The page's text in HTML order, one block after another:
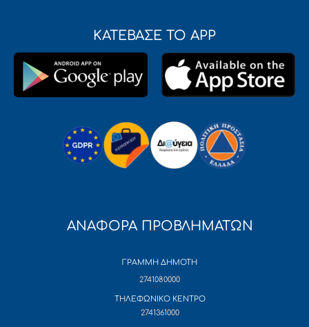
ΚΑΤΕΒΑΣΕ ΤΟ APP
ΑΝΑΦΟΡΑ ΠΡΟΒΛΗΜΑΤΩΝ
ΓΡΑΜΜΗ ΔΗΜΟΤΗ
2741080000
ΤΗΛΕΦΩΝΙΚΟ ΚΕΝΤΡΟ
2741361000